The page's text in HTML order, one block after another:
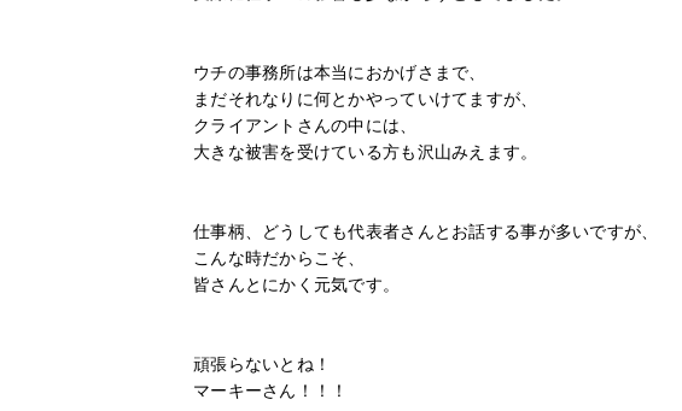
ウチの事務所は本当におかげさまで、
まだそれなりに何とかやっていけてますが、
クライアントさんの中には、
大きな被害を受けている方も沢山みえます。
仕事柄、どうしても代表者さんとお話する事が多いですが、
こんな時だからこそ、
皆さんとにかく元気です。
頑張らないとね！
マーキーさん！！！